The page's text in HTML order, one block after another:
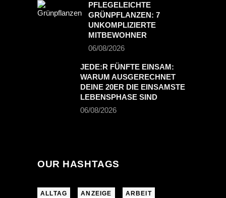
PFLEGELEICHTE
GRÜNPFLANZEN: 7
UNKOMPLIZIERTE
MITBEWOHNER
06/08/2026
JEDE:R FÜNFTE EINSAM:
WARUM AUSGERECHNET
DEINE 20ER DIE EINSAMSTE
LEBENSPHASE SIND
06/08/2026
OUR HASHTAGS
ALLTAG ANZEIGE ARBEIT